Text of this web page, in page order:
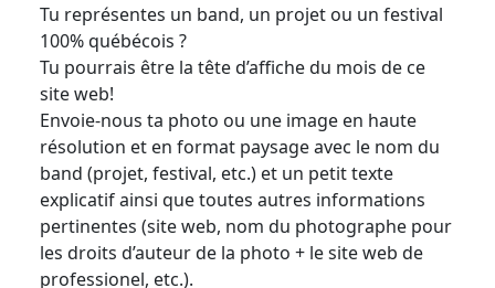
Tu représentes un band, un projet ou un festival
100% québécois ?
Tu pourrais être la tête d’affiche du mois de ce
site web!
Envoie-nous ta photo ou une image en haute
résolution et en format paysage avec le nom du
band (projet, festival, etc.) et un petit texte
explicatif ainsi que toutes autres informations
pertinentes (site web, nom du photographe pour
les droits d’auteur de la photo + le site web de
professionel, etc.).